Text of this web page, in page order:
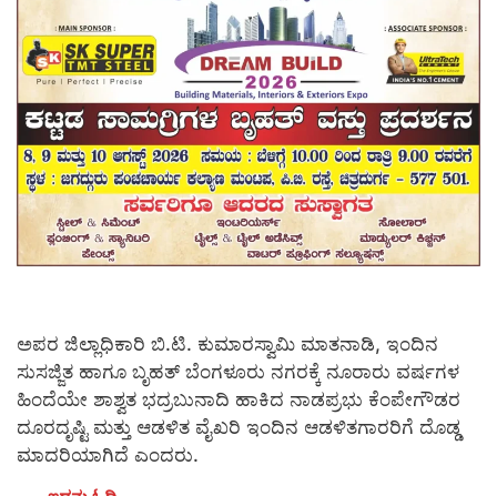
ಅಪರ ಜಿಲ್ಲಾಧಿಕಾರಿ ಬಿ.ಟಿ. ಕುಮಾರಸ್ವಾಮಿ ಮಾತನಾಡಿ, ಇಂದಿನ
ಸುಸಜ್ಜಿತ ಹಾಗೂ ಬೃಹತ್ ಬೆಂಗಳೂರು ನಗರಕ್ಕೆ ನೂರಾರು ವರ್ಷಗಳ
ಹಿಂದೆಯೇ ಶಾಶ್ವತ ಭದ್ರಬುನಾದಿ ಹಾಕಿದ ನಾಡಪ್ರಭು ಕೆಂಪೇಗೌಡರ
ದೂರದೃಷ್ಟಿ ಮತ್ತು ಆಡಳಿತ ವೈಖರಿ ಇಂದಿನ ಆಡಳಿತಗಾರರಿಗೆ ದೊಡ್ಡ
ಮಾದರಿಯಾಗಿದೆ ಎಂದರು.